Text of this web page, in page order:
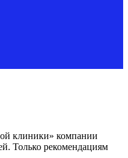
клиники» компании
Только рекомендациям